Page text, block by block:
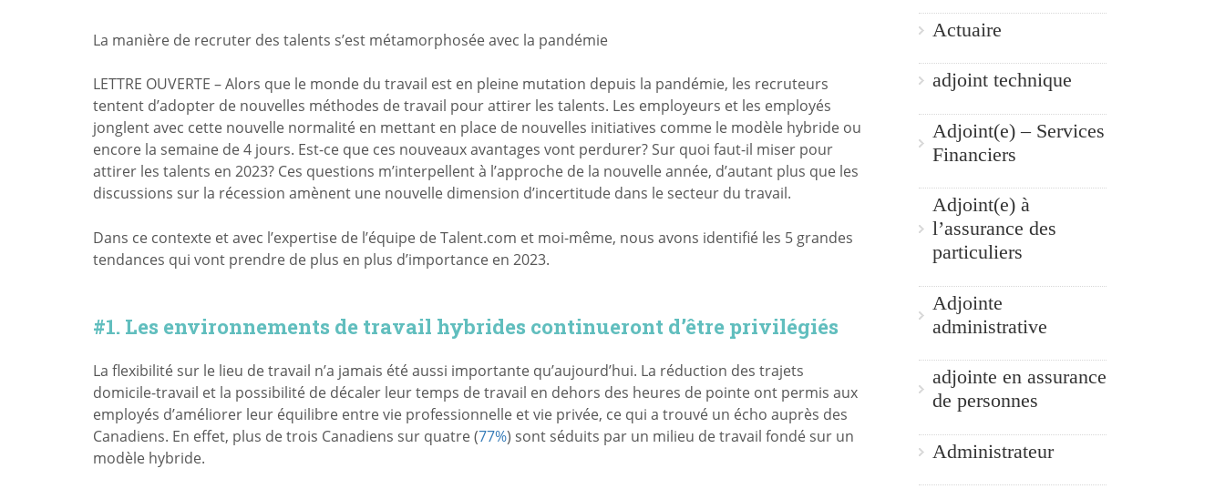
La manière de recruter des talents s’est métamorphosée avec la pandémie
LETTRE OUVERTE – Alors que le monde du travail est en pleine mutation depuis la pandémie, les recruteurs
tentent d’adopter de nouvelles méthodes de travail pour attirer les talents. Les employeurs et les employés
jonglent avec cette nouvelle normalité en mettant en place de nouvelles initiatives comme le modèle hybride ou
encore la semaine de 4 jours. Est-ce que ces nouveaux avantages vont perdurer? Sur quoi faut-il miser pour
attirer les talents en 2023? Ces questions m’interpellent à l’approche de la nouvelle année, d’autant plus que les
discussions sur la récession amènent une nouvelle dimension d’incertitude dans le secteur du travail.
Dans ce contexte et avec l’expertise de l’équipe de Talent.com et moi-même, nous avons identifié les 5 grandes
tendances qui vont prendre de plus en plus d’importance en 2023.
#1. Les environnements de travail hybrides continueront d’être privilégiés
La flexibilité sur le lieu de travail n’a jamais été aussi importante qu’aujourd’hui. La réduction des trajets
domicile-travail et la possibilité de décaler leur temps de travail en dehors des heures de pointe ont permis aux
employés d’améliorer leur équilibre entre vie professionnelle et vie privée, ce qui a trouvé un écho auprès des
Canadiens. En effet, plus de trois Canadiens sur quatre (77%) sont séduits par un milieu de travail fondé sur un
modèle hybride.
Actuaire
adjoint technique
Adjoint(e) – Services
Financiers
Adjoint(e) à
l’assurance des
particuliers
Adjointe
administrative
adjointe en assurance
de personnes
Administrateur